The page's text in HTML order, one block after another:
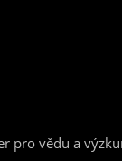
pro vědu a